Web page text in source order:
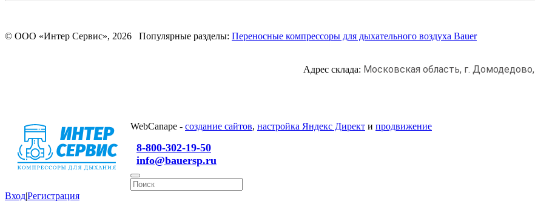
© ООО «Интер Сервис», 2026 Популярные разделы: Переносные компрессоры для дыхательного воздуха Bauer
Адрес склада: Московская область, г. Домодедово,
WebCanape - создание сайтов, настройка Яндекс Директ и продвижение
8-800-302-19-50
info@bauersp.ru
Вход|Регистрация